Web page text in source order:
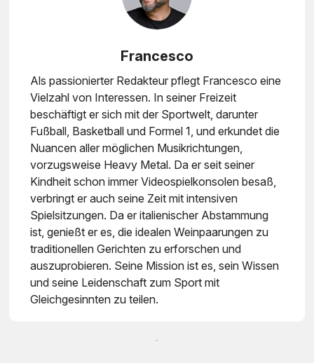
Francesco
Als passionierter Redakteur pflegt Francesco eine
Vielzahl von Interessen. In seiner Freizeit
beschäftigt er sich mit der Sportwelt, darunter
Fußball, Basketball und Formel 1, und erkundet die
Nuancen aller möglichen Musikrichtungen,
vorzugsweise Heavy Metal. Da er seit seiner
Kindheit schon immer Videospielkonsolen besaß,
verbringt er auch seine Zeit mit intensiven
Spielsitzungen. Da er italienischer Abstammung
ist, genießt er es, die idealen Weinpaarungen zu
traditionellen Gerichten zu erforschen und
auszuprobieren. Seine Mission ist es, sein Wissen
und seine Leidenschaft zum Sport mit
Gleichgesinnten zu teilen.